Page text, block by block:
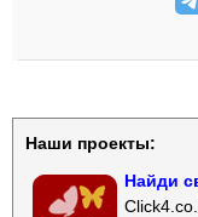
Наши проекты:
Найди